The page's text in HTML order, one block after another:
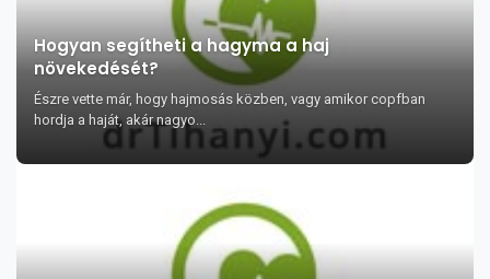
Hogyan segítheti a hagyma a haj
növekedését?
Észre vette már, hogy hajmosás közben, vagy amikor copfban
hordja a haját, akár nagyo...